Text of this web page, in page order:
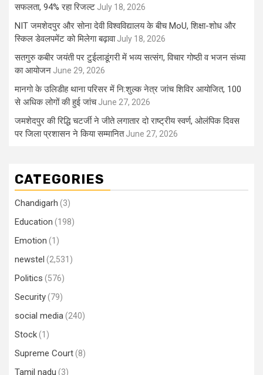
सफलता, 94% रहा रिजल्ट July 18, 2026
NIT जमशेदपुर और सोना देवी विश्वविद्यालय के बीच MoU, शिक्षा-शोध और
स्किल डेवलपमेंट को मिलेगा बढ़ावा July 18, 2026
सतगुरु कबीर जयंती पर टुईलाडूंगरी में भव्य सत्संग, विचार गोष्ठी व भजन संध्या
का आयोजन June 29, 2026
मानगो के उलिडीह थाना परिसर में नि:शुल्क नेत्र जांच शिविर आयोजित, 100
से अधिक लोगों की हुई जांच June 27, 2026
जमशेदपुर की रिद्धि चटर्जी ने जीते लगातार दो राष्ट्रीय स्वर्ण, ओलंपिक दिवस
पर जिला प्रशासन ने किया सम्मानित June 27, 2026
CATEGORIES
Chandigarh (3)
Education (198)
Emotion (1)
newstel (2,531)
Politics (576)
Security(79)
social media(240)
Stock(1)
Supreme Court(8)
Tamil nadu (3)